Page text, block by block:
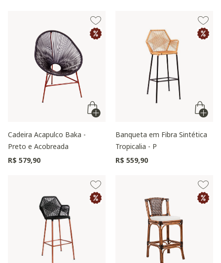
Cadeira Acapulco Baka -
Preto e Acobreada
R$ 579,90
Banqueta em Fibra Sintética
Tropicalia - P
R$ 559,90